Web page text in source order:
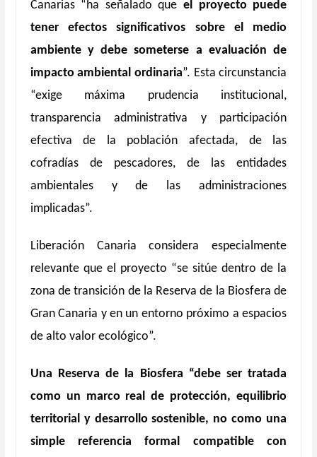
Canarias “ha señalado queel proyecto puede
tener efectos significativos sobre el medio
ambiente y debe someterse a evaluación de
impacto ambiental ordinaria”. Esta circunstancia
“exige máxima prudencia institucional,
transparencia administrativa y participación
efectiva de la población afectada, de las
cofradías de pescadores, de las entidades
ambientales y de las administraciones
implicadas”.
Liberación Canaria considera especialmente
relevante que el proyecto “se sitúe dentro de la
zona de transición de la Reserva de la Biosfera de
Gran Canaria y en un entorno próximo a espacios
de alto valor ecológico”.
Una Reserva de la Biosfera “debe ser tratada
como un marco real de protección, equilibrio
territorial y desarrollo sostenible, no como una
simple referencia formal compatible con